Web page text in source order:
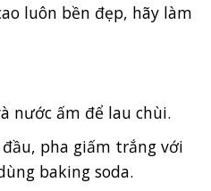
luôn bền đẹp, hãy làm
nước ấm để lau chùi.
pha giấm trắng với
baking soda.